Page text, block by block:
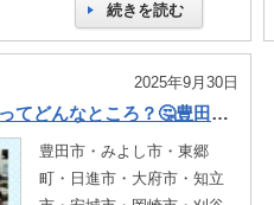
続きを読む
2025年9月30日
トライ式高等学院ってどんなところ？🤔豊田キャンパスのリアルな日常をご紹介します🏫✨
豊田市・みよし市・東郷
町・日進市・大府市・知立